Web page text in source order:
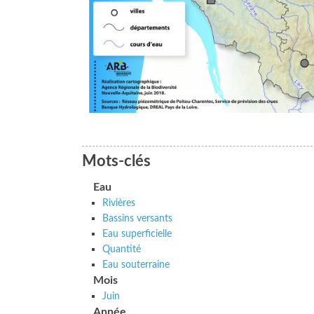
Mots-clés
Eau
Rivières
Bassins versants
Eau superficielle
Quantité
Eau souterraine
Mois
Juin
Année